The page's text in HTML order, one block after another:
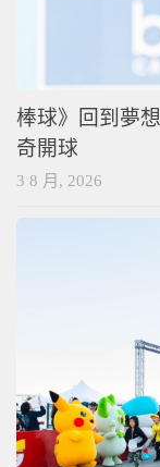
棒球》回到夢
奇開球
3 8 月, 2026